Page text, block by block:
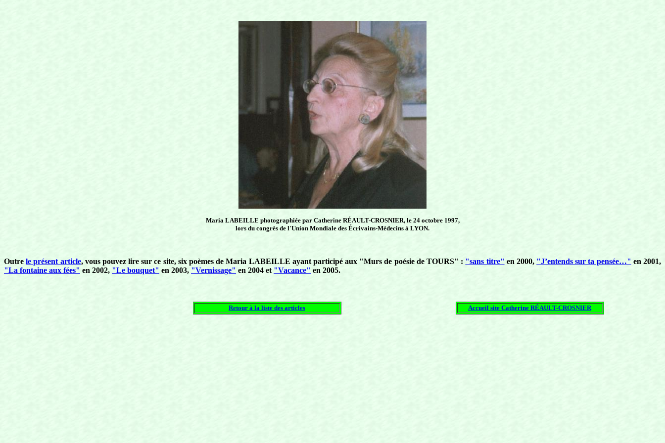
Maria LABEILLE photographiée par Catherine RÉAULT-CROSNIER, le 24 octobre 1997,
lors du congrès de l'Union Mondiale des Écrivains-Médecins à LYON.
Outrele présent article, vous pouvez lire sur ce site, six poèmes de Maria LABEILLE ayant participé aux "Murs de poésie de TOURS" : "sans titre" en 2000, "J’entends sur ta pensée…" en 2001,
"La fontaine aux fées" en 2002, "Le bouquet" en 2003, "Vernissage" en 2004 et "Vacance" en 2005.
Retour à la liste des articles Accueil site Catherine RÉAULT-CROSNIER